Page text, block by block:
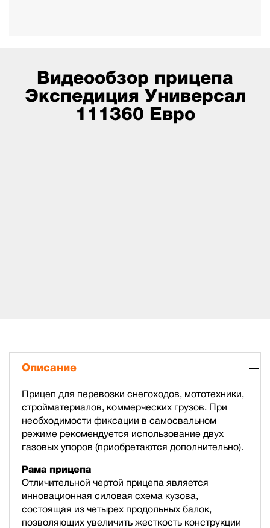
Видеообзор прицепа
Экспедиция Универсал
111360 Евро
Описание
Прицеп для перевозки снегоходов, мототехники,
стройматериалов, коммерческих грузов. При
необходимости фиксации в самосвальном
режиме рекомендуется использование двух
газовых упоров (приобретаются дополнительно).
Рама прицепа
Отличительной чертой прицепа является
инновационная силовая схема кузова,
состоящая из четырех продольных балок,
позволяющих увеличить жесткость конструкции